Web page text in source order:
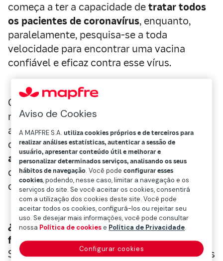
começa a ter a capacidade detratar todos
os pacientes de coronavírus, enquanto,
paralelamente, pesquisa-se a toda
velocidade para encontrar uma vacina
confiável e eficaz contra esse vírus.
O que parece não ter fim é a cadeia de
rumores enotícias falsas
a finalidade de desinformar os cidadãos,
despejadas nas redes sociais epor meio de
aplicativos como WhatsApp e Telegram
que alcançam uma porcentagem muito alta
da população.
¿Qual é o sentido de espalhar notícias
falsas, desinformadas ou maliciosas?
Sempre existem interesses sombrios por trás
Aviso de Cookies
A MAPFRE S.A.utiliza cookies próprios e de terceiros para
realizar análises estatísticas, autenticar a sessão de
usuário, apresentar conteúdo útil e melhorar e
personalizar determinados serviços, analisando os seus
hábitos de navegação. Você podeconfigurar esses
cookies, podendo, nesse caso, limitar a navegação e os
serviços do site. Se você aceitar os cookies, consentirá
com a utilização dos cookies deste site. Você pode
aceitar todos os cookies, configurá-los ou rejeitar seu
uso. Se desejar mais informações, você pode consultar
nossa Política de cookiese Política de Privacidade.
Configurar cookies